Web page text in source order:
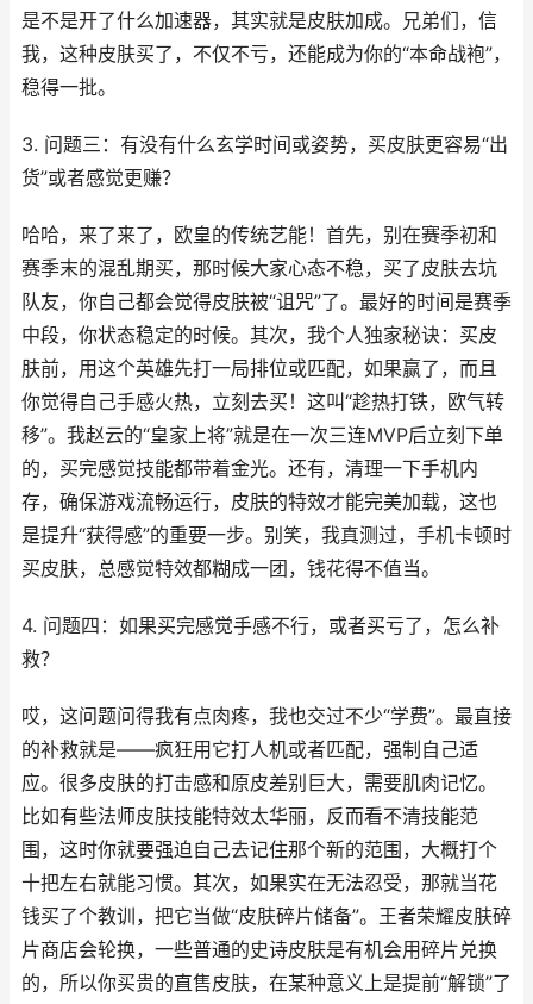
是不是开了什么加速器，其实就是皮肤加成。兄弟们，信
我，这种皮肤买了，不仅不亏，还能成为你的“本命战袍”，
稳得一批。
3. 问题三：有没有什么玄学时间或姿势，买皮肤更容易“出
货”或者感觉更赚？
哈哈，来了来了，欧皇的传统艺能！首先，别在赛季初和
赛季末的混乱期买，那时候大家心态不稳，买了皮肤去坑
队友，你自己都会觉得皮肤被“诅咒”了。最好的时间是赛季
中段，你状态稳定的时候。其次，我个人独家秘诀：买皮
肤前，用这个英雄先打一局排位或匹配，如果赢了，而且
你觉得自己手感火热，立刻去买！这叫“趁热打铁，欧气转
移”。我赵云的“皇家上将”就是在一次三连MVP后立刻下单
的，买完感觉技能都带着金光。还有，清理一下手机内
存，确保游戏流畅运行，皮肤的特效才能完美加载，这也
是提升“获得感”的重要一步。别笑，我真测过，手机卡顿时
买皮肤，总感觉特效都糊成一团，钱花得不值当。
4. 问题四：如果买完感觉手感不行，或者买亏了，怎么补
救？
哎，这问题问得我有点肉疼，我也交过不少“学费”。最直接
的补救就是——疯狂用它打人机或者匹配，强制自己适
应。很多皮肤的打击感和原皮差别巨大，需要肌肉记忆。
比如有些法师皮肤技能特效太华丽，反而看不清技能范
围，这时你就要强迫自己去记住那个新的范围，大概打个
十把左右就能习惯。其次，如果实在无法忍受，那就当花
钱买了个教训，把它当做“皮肤碎片储备”。王者荣耀皮肤碎
片商店会轮换，一些普通的史诗皮肤是有机会用碎片兑换
的，所以你买贵的直售皮肤，在某种意义上是提前“解锁”了